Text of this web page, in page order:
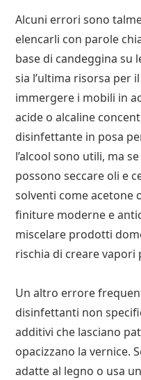
Alcuni errori sono
elencarli con parole
base di candeggina su
sia l’ultima risorsa per
immergere i mobili in
acide o alcaline
disinfettante in posa
l’alcool sono utili, ma
possono seccare oli e
solventi come acetone
finiture moderne e
miscelare prodotti
rischia di creare vapori
Un altro errore
disinfettanti non
additivi che lasciano
opacizzano la vernice.
adatte al legno o usa